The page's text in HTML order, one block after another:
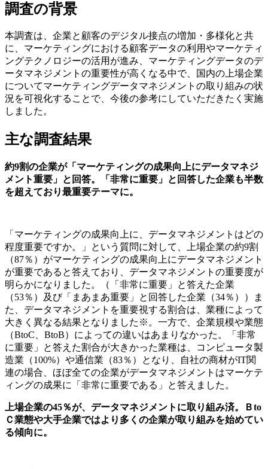
調査の背景
本調査は、企業と顧客のデジタル接点の増加・多様化と共
に、マーケティングにおける顧客データの利用やマーケティ
ングテクノロジーの活用が進み、マーケティングデータのデ
ータマネジメントの重要性が高くなる中で、国内の上場企業
についてマーケティングデータマネジメントの取り組みの状
況を可視化することで、今後の参考にしていただきたく実施
しました。
主な調査結果
約9割の企業が「マーケティングの成果向上にデータマネジ
メント重要」と回答。「非常に重要」と回答した企業も半数
を超えており最重要テーマに。
「マーケティングの成果向上に、データマネジメントはどの
程度重要ですか。」という質問に対して、上場企業の約9割
（87％）がマーケティングの成果向上にデータマネジメント
が重要であると答えており、データマネジメントの重要度が
明らかになりました。（「非常に重要」と答えた企業
（53％）及び「まあまあ重要」と回答した企業（34％））ま
た、データマネジメントを重要視する割合は、業種によって
大きく異なる結果となりました※。一方で、企業規模や業態
（BtoC、BtoB）によっての違いはあまりなかった。「非常
に重要」と答えた割合が大きかった業種は、コンピュータ製
造業（100%）や通信業（83％）となり、自社の商材がIT関
連の場合、ほぼ全ての企業がデータマネジメントはマーケテ
ィングの成果に「非常に重要である」と答えました。
上場企業の45％が、データマネジメントに取り組み済。Ｂto
Ｃ業態や大手企業ではより多くの企業が取り組みを始めてい
る傾向に。